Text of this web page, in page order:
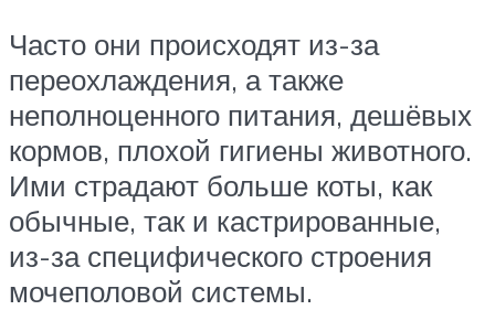
Часто они происходят из-за
переохлаждения, а также
неполноценного питания, дешёвых
кормов, плохой гигиены животного.
Ими страдают больше коты, как
обычные, так и кастрированные,
из-за специфического строения
мочеполовой системы.